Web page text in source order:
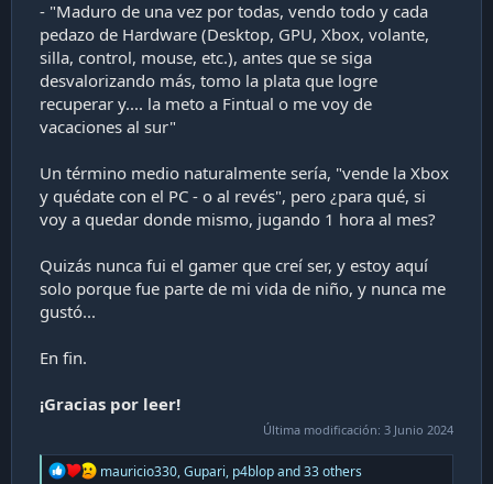
- "Maduro de una vez por todas, vendo todo y cada
pedazo de Hardware (Desktop, GPU, Xbox, volante,
silla, control, mouse, etc.), antes que se siga
desvalorizando más, tomo la plata que logre
recuperar y.... la meto a Fintual o me voy de
vacaciones al sur"
Un término medio naturalmente sería, "vende la Xbox
y quédate con el PC - o al revés", pero ¿para qué, si
voy a quedar donde mismo, jugando 1 hora al mes?
Quizás nunca fui el gamer que creí ser, y estoy aquí
solo porque fue parte de mi vida de niño, y nunca me
gustó...
En fin.
¡Gracias por leer!
Última modificación: 3 Junio 2024
R
mauricio330,Gupari, p4blopand 33 others